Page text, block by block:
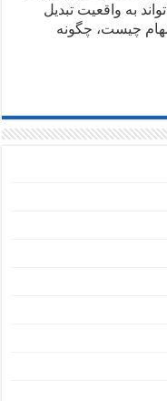
به واقعیت تبدیل
چیست، چگونه